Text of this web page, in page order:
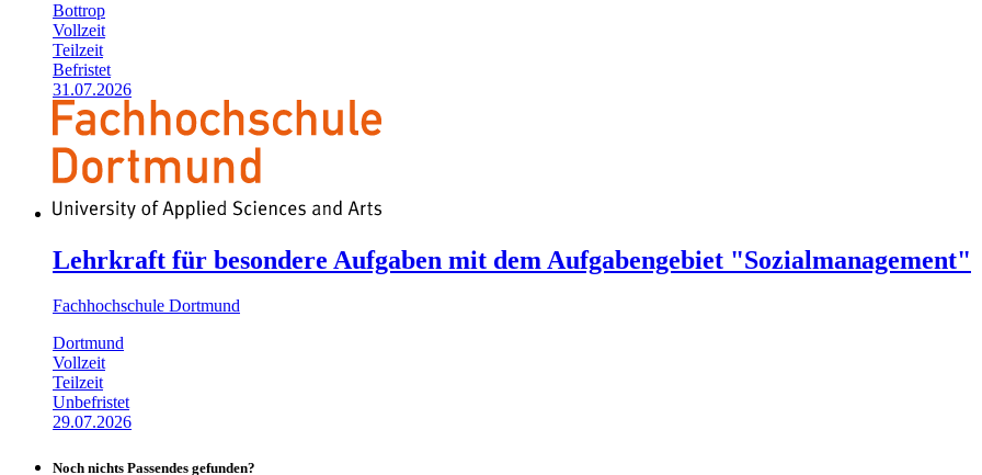
Bottrop
Vollzeit
Teilzeit
Befristet
31.07.2026
Lehrkraft für besondere Aufgaben mit dem Aufgabengebiet "Sozialmanagement"
Fachhochschule Dortmund
Dortmund
Vollzeit
Teilzeit
Unbefristet
29.07.2026
Noch nichts Passendes gefunden?